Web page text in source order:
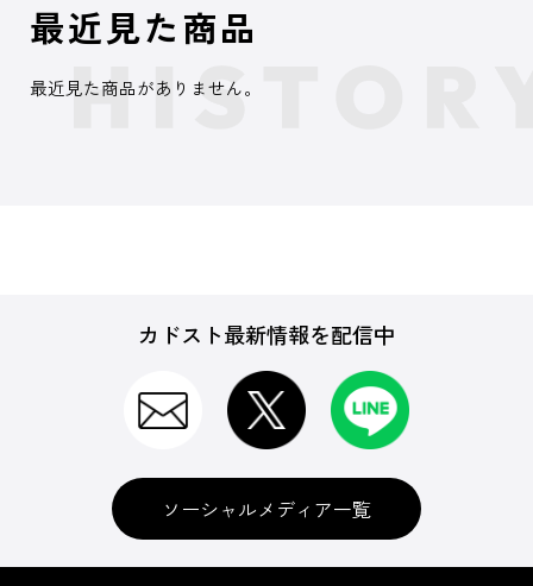
最近見た商品
最近見た商品がありません。
カドスト最新情報を配信中
ソーシャルメディア一覧